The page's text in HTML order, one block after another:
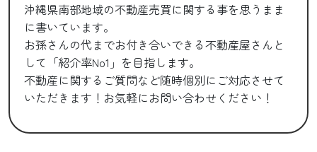
沖縄県南部地域の不動産売買に関する事を思うまま
に書いています。
お孫さんの代までお付き合いできる不動産屋さんと
して「紹介率No1」を目指します。
不動産に関するご質問など随時個別にご対応させて
いただきます！お気軽にお問い合わせください！